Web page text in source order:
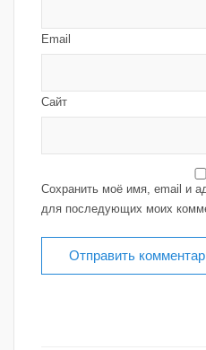
Email
Сайт
Сохранить моё имя, email и
для последующих моих